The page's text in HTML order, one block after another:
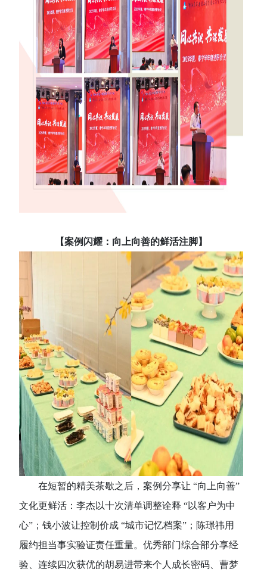
【案例闪耀：向上向善的鲜活注脚】
在短暂的精美茶歇之后，案例分享让 “向上向善”
文化更鲜活：李杰以十次清单调整诠释 “以客户为中
心”；钱小波让控制价成 “城市记忆档案”；陈璟祎用
履约担当事实验证责任重量。 优秀部门综合部分享经
验、连续四次获优的胡易进带来个人成长密码、曹梦